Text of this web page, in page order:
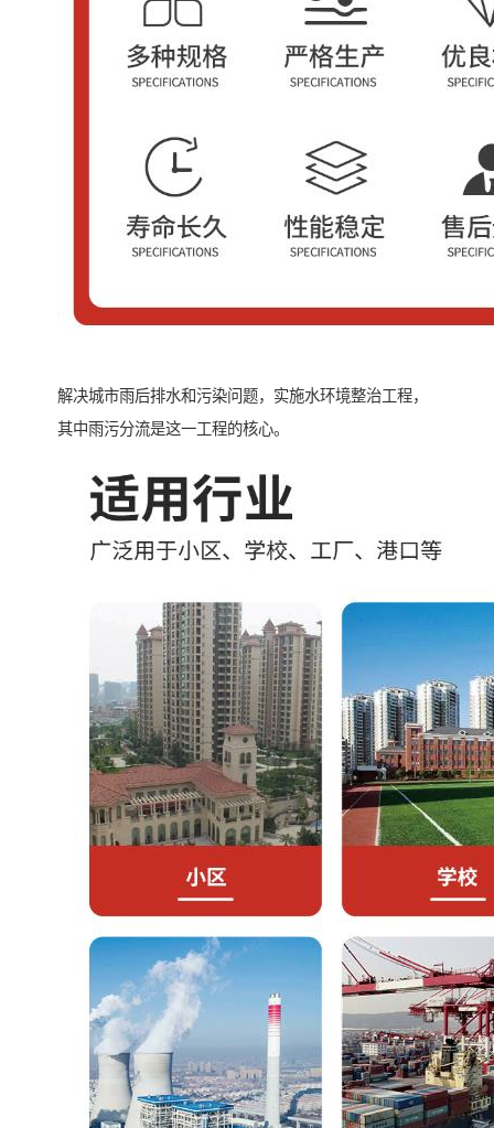
解决城市雨后排水和污染问题，实施水环境整治工程，
其中雨污分流是这一工程的核心。